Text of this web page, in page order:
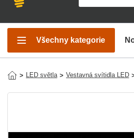
Všechny kategorie
> LED světla > Vestavná svítidla LED